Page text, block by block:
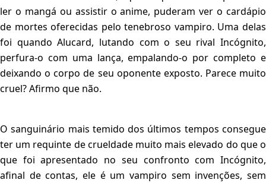
ler o mangá ou assistir o anime, puderam ver o cardápio
de mortes oferecidas pelo tenebroso vampiro. Uma delas
foi quando Alucard, lutando com o seu rival Incógnito,
perfura-o com uma lança, empalando-o por completo e
deixando o corpo de seu oponente exposto. Parece muito
cruel? Afirmo que não.
O sanguinário mais temido dos últimos tempos consegue
ter um requinte de crueldade muito mais elevado do que o
que foi apresentado no seu confronto com Incógnito,
afinal de contas, ele é um vampiro sem invenções, sem